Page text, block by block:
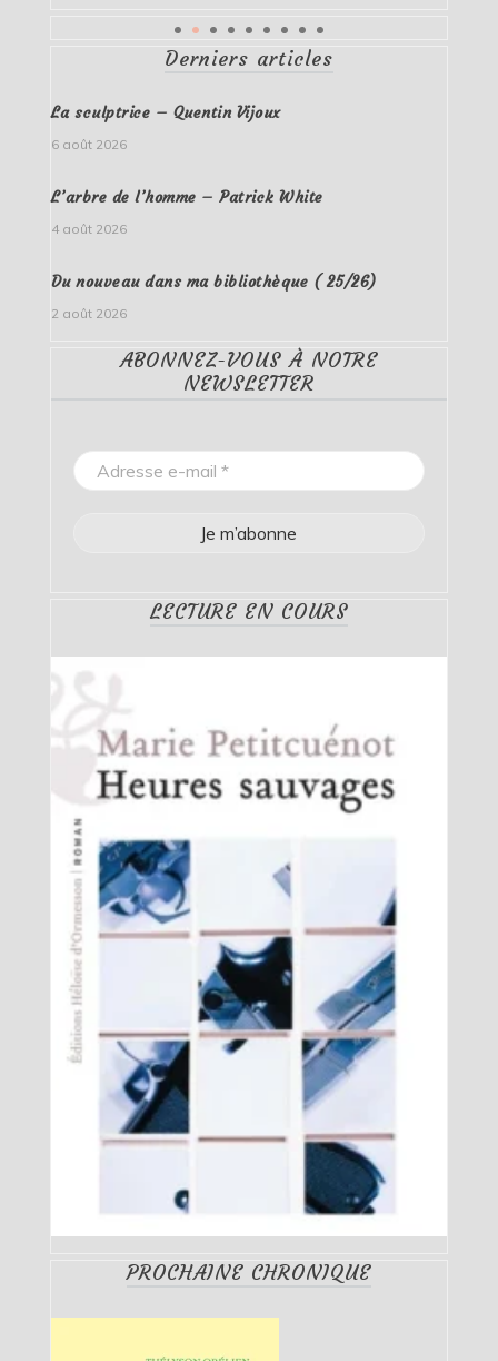
Derniers articles
La sculptrice – Quentin Vijoux
6 août 2026
L’arbre de l’homme – Patrick White
4 août 2026
Du nouveau dans ma bibliothèque ( 25/26)
2 août 2026
ABONNEZ-VOUS À NOTRE
NEWSLETTER
LECTURE EN COURS
PROCHAINE CHRONIQUE